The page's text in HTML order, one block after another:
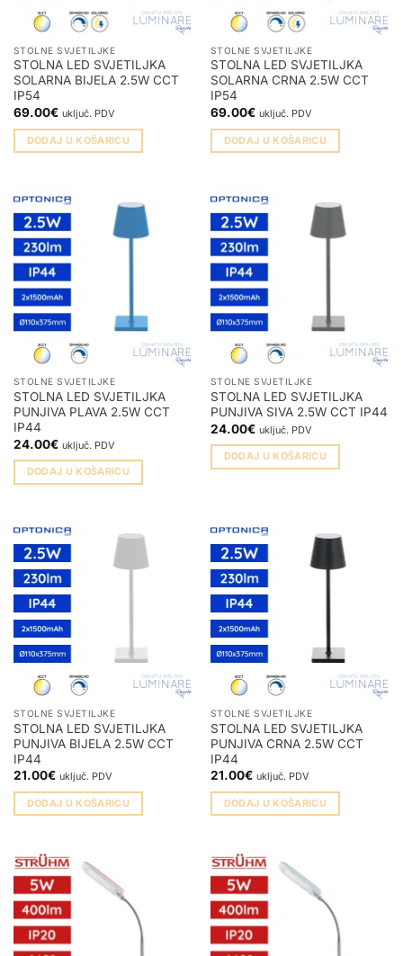
STOLNE SVJETILJKE
STOLNA LED SVJETILJKA
SOLARNA BIJELA 2.5W CCT
IP54
69.00€ uključ. PDV
DODAJ U KOŠARICU
STOLNE SVJETILJKE
STOLNA LED SVJETILJKA
SOLARNA CRNA 2.5W CCT
IP54
69.00€ uključ. PDV
DODAJ U KOŠARICU
STOLNE SVJETILJKE
STOLNA LED SVJETILJKA
PUNJIVA PLAVA 2.5W CCT
IP44
24.00€ uključ. PDV
DODAJ U KOŠARICU
STOLNE SVJETILJKE
STOLNA LED SVJETILJKA
PUNJIVA SIVA 2.5W CCT IP44
24.00€ uključ. PDV
DODAJ U KOŠARICU
STOLNE SVJETILJKE
STOLNA LED SVJETILJKA
PUNJIVA BIJELA 2.5W CCT
IP44
21.00€ uključ. PDV
DODAJ U KOŠARICU
STOLNE SVJETILJKE
STOLNA LED SVJETILJKA
PUNJIVA CRNA 2.5W CCT
IP44
21.00€ uključ. PDV
DODAJ U KOŠARICU